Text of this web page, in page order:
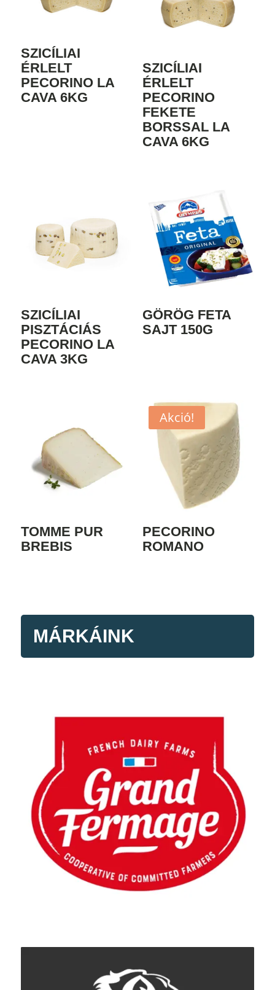
SZICÍLIAI
ÉRLELT
PECORINO LA
CAVA 6KG
SZICÍLIAI
ÉRLELT
PECORINO
FEKETE
BORSSAL LA
CAVA 6KG
SZICÍLIAI
PISZTÁCIÁS
PECORINO LA
CAVA 3KG
GÖRÖG FETA
SAJT 150G
TOMME PUR
BREBIS
Akció!
PECORINO
ROMANO
MÁRKÁINK